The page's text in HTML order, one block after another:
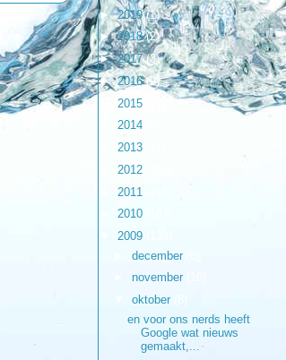
►2019(1)
►2018(2)
►2017(3)
►2016(9)
2015
2014
2013
2012
2011
2010
2009
december
november
oktober
en voor ons nerds heeft
Google wat nieuws
gemaakt,...